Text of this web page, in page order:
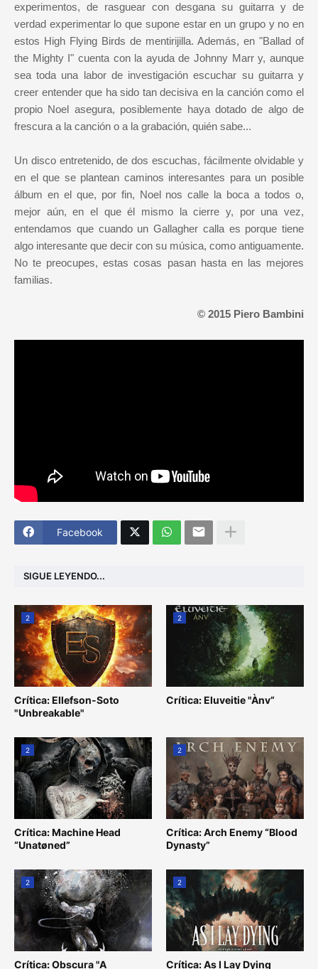
experimentos, de rasguear con desgana su guitarra y de
verdad experimentar lo que supone estar en un grupo y no en
estos High Flying Birds de mentirijilla. Además, en "Ballad of
the Mighty I" cuenta con la ayuda de Johnny Marr y, aunque
sea toda una labor de investigación escuchar su guitarra y
creer entender que ha sido tan decisiva en la canción como el
propio Noel asegura, posiblemente haya dotado de algo de
frescura a la canción o a la grabación, quién sabe...
Un disco entretenido, de dos escuchas, fácilmente olvidable y
en el que se plantean caminos interesantes para un posible
álbum en el que, por fin, Noel nos calle la boca a todos o,
mejor aún, en el que él mismo la cierre y, por una vez,
entendamos que cuando un Gallagher calla es porque tiene
algo interesante que decir con su música, como antiguamente.
No te preocupes, estas cosas pasan hasta en las mejores
familias.
© 2015 Piero Bambini
Facebook
SIGUE LEYENDO...
2
Crítica: Ellefson-Soto
"Unbreakable"
2
Crítica: Eluveitie "Ànv”
2
Crítica: Machine Head
“Unatøned”
2
Crítica: Arch Enemy “Blood
Dynasty”
2
Crítica: Obscura "A
2
Crítica: As I Lay Dying